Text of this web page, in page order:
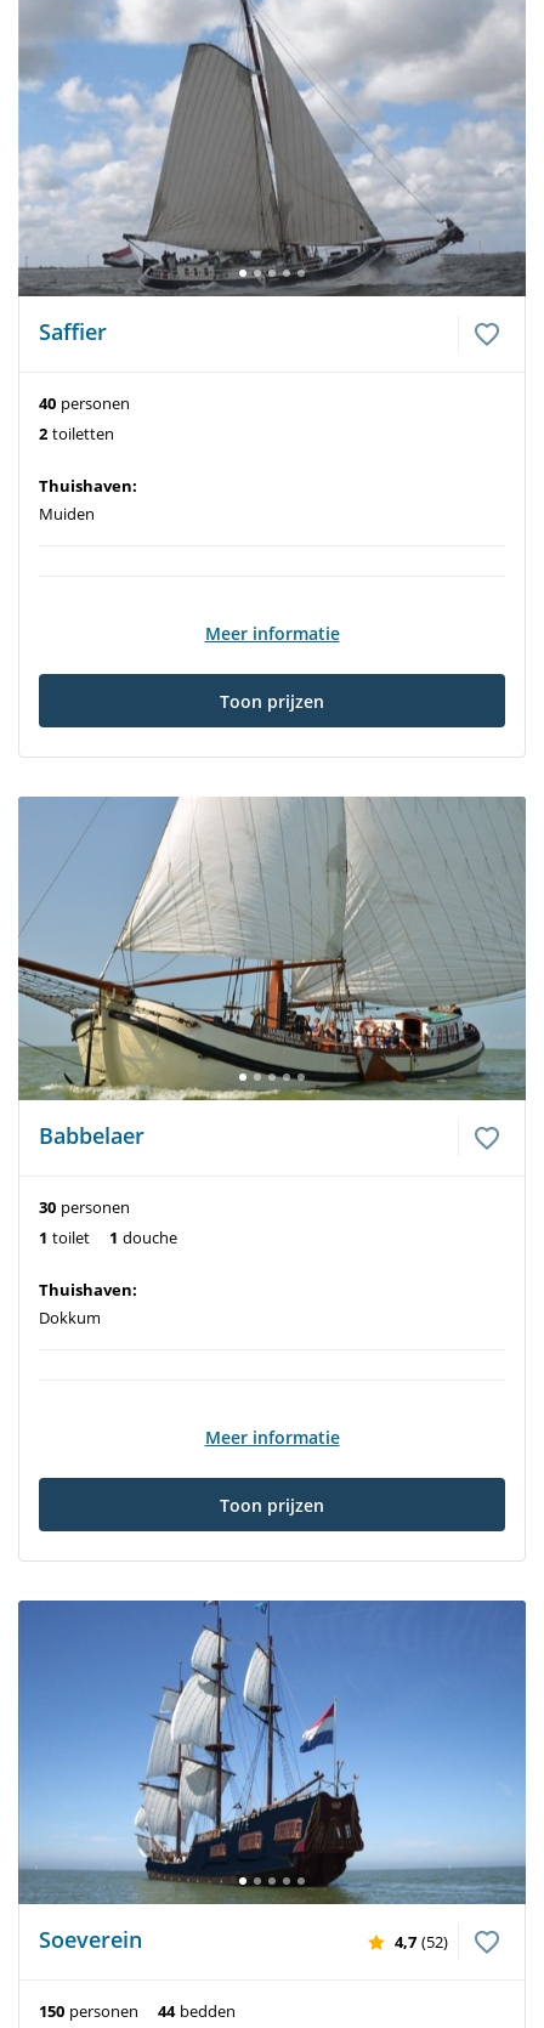
Saffier
40 personen
2 toiletten
Thuishaven:
Muiden
Meer informatie
Toon prijzen
Babbelaer
30 personen
1 toilet 1 douche
Thuishaven:
Dokkum
Meer informatie
Toon prijzen
Soeverein 4,7 (52)
150 personen 44 bedden